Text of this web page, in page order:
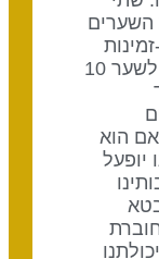
של כוחו לאחרים. אם הוא מחובר לשער 10
הוא
יופעל